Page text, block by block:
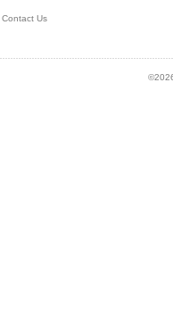
Contact Us